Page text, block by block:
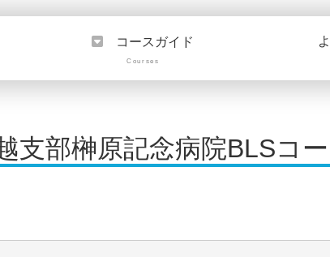
コースガイド
Courses
支部榊原記念病院BLSコ